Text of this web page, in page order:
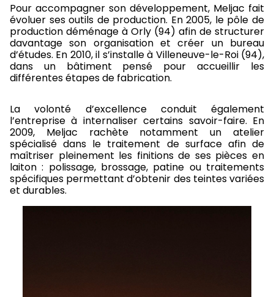
Pour accompagner son développement, Meljac fait
évoluer ses outils de production. En 2005, le pôle de
production déménage à Orly (94) afin de structurer
davantage son organisation et créer un bureau
d’études. En 2010, il s’installe à Villeneuve-le-Roi (94),
dans un bâtiment pensé pour accueillir les
différentes étapes de fabrication.
La volonté d’excellence conduit également
l’entreprise à internaliser certains savoir-faire. En
2009, Meljac rachète notamment un atelier
spécialisé dans le traitement de surface afin de
maîtriser pleinement les finitions de ses pièces en
laiton : polissage, brossage, patine ou traitements
spécifiques permettant d’obtenir des teintes variées
et durables.